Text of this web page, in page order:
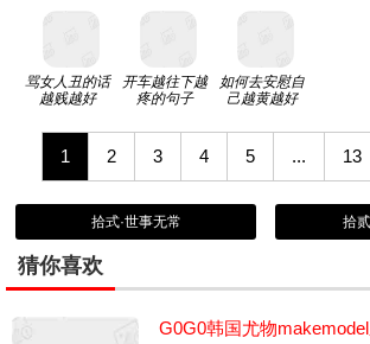
骂女人丑的话
越贱越好
开车越往下越
疼的句子
如何去安慰自
己越黄越好
1 2 3 4 5 ... 13
拾式·世事无常 拾
猜你喜欢
G0G0韩国尤物